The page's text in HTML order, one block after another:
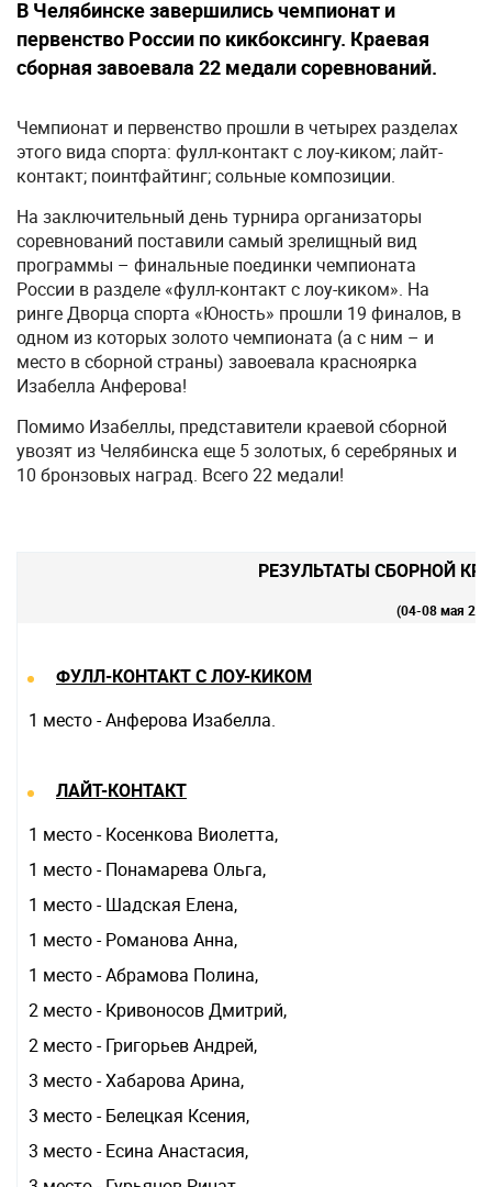
В Челябинске завершились чемпионат и
первенство России по кикбоксингу. Краевая
сборная завоевала 22 медали соревнований.
Чемпионат и первенство прошли в четырех разделах
этого вида спорта: фулл-контакт с лоу-киком; лайт-
контакт; поинтфайтинг; сольные композиции.
На заключительный день турнира организаторы
соревнований поставили самый зрелищный вид
программы – финальные поединки чемпионата
России в разделе «фулл-контакт с лоу-киком». На
ринге Дворца спорта «Юность» прошли 19 финалов, в
одном из которых золото чемпионата (а с ним – и
место в сборной страны) завоевала красноярка
Изабелла Анферова!
Помимо Изабеллы, представители краевой сборной
увозят из Челябинска еще 5 золотых, 6 серебряных и
10 бронзовых наград. Всего 22 медали!
РЕЗУЛЬТАТЫ СБОРНОЙ
(04-08 мая
ФУЛЛ-КОНТАКТ С ЛОУ-КИКОМ
1 место - Анферова Изабелла.
ЛАЙТ-КОНТАКТ
1 место - Косенкова Виолетта,
1 место - Понамарева Ольга,
1 место - Шадская Елена,
1 место - Романова Анна,
1 место - Абрамова Полина,
2 место - Кривоносов Дмитрий,
2 место - Григорьев Андрей,
3 место - Хабарова Арина,
3 место - Белецкая Ксения,
3 место - Есина Анастасия,